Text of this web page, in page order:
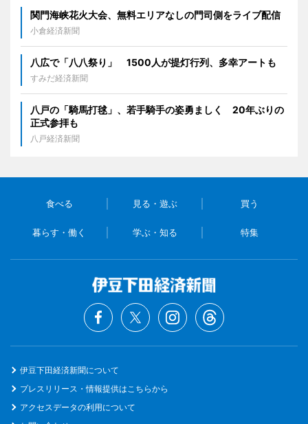
関門海峡花火大会、無料エリアなしの門司側をライブ配信
小倉経済新聞
八広で「八八祭り」 1500人が提灯行列、多幸アートも
すみだ経済新聞
八戸の「騎馬打毬」、若手騎手の姿勇ましく 20年ぶりの
正式参拝も
八戸経済新聞
食べる 見る・遊ぶ 買う
暮らす・働く 学ぶ・知る 特集
伊豆下田経済新聞について
プレスリリース・情報提供はこちらから
アクセスデータの利用について